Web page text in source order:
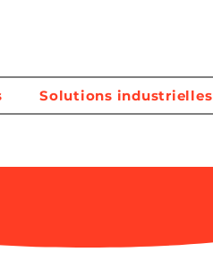
Solutions industrielles